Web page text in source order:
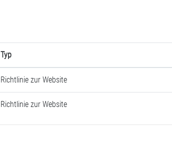
Typ
Richtlinie zur Website
Richtlinie zur Website